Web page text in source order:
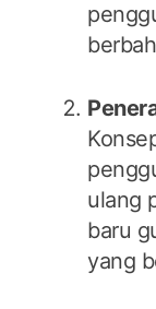
ulang
baru
yang